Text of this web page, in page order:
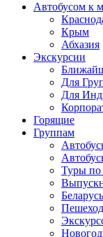
Автобусом к
Крым
Абхазия
Экскурсии
Для
Для
Горящие
Группам
Туры по
Беларусь